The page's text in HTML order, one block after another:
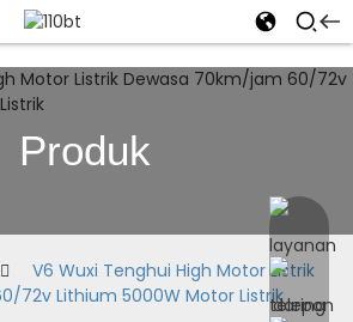
Produk
V6 Wuxi Tenghui High Motor Listrik
72v Lithium 5000W Motor Listrik